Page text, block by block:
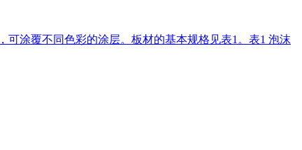
涂覆不同色彩的涂层。板材的基本规格见表1。表1 泡沫